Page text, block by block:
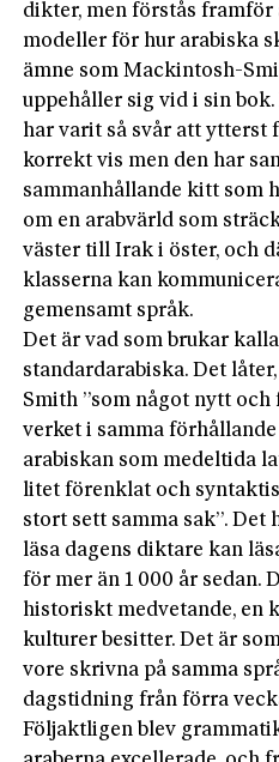
dikter, men förstås
modeller för hur arabiska
ämne som Mackintosh-
uppehåller sig vid i sin
har varit så svår att ytterst
korrekt vis men den har
sammanhållande kitt som
om en arabvärld som
väster till Irak i öster, och
klasserna kan
gemensamt språk.
Det är vad som brukar
standardarabiska. Det
Smith ”som något nytt
verket i samma
arabiskan som medeltida
litet förenklat och
stort sett samma sak”. Det
läsa dagens diktare kan
för mer än 1 000 år sedan.
historiskt medvetande, en
kulturer besitter. Det är
vore skrivna på samma
dagstidning från förra
Följaktligen blev